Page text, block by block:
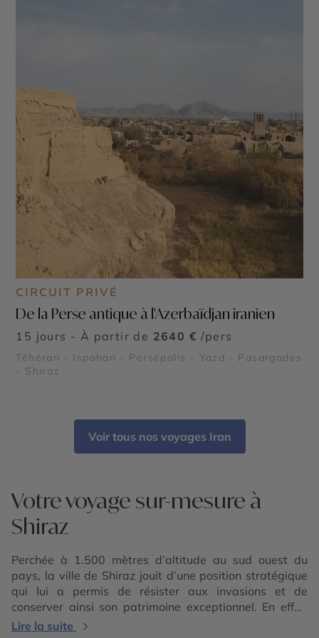
CIRCUIT PRIVÉ
De la Perse antique à l'Azerbaïdjan iranien
15 jours - À partir de 2640 € /pers
Téhéran - Ispahan - Persépolis - Yazd - Pasargades
- Shiraz
Voir tous nos voyages Iran
Votre voyage sur-mesure à
Shiraz
Perchée à 1.500 mètres d’altitude au sud ouest du
pays, la ville de Shiraz jouit d’une position stratégique
qui lui a permis de résister aux invasions et de
conserver ainsi son patrimoine exceptionnel. En effet,
cette ville colorée héberge une multitude de palais, de
Lire la suite